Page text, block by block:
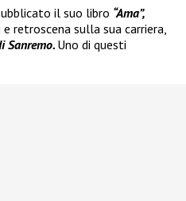
il suo libro “Ama”,
retroscena sulla sua carriera,
Sanremo. Uno di questi